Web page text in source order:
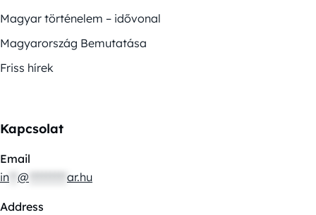
Magyar történelem – idővonal
Magyarország Bemutatása
Friss hírek
Kapcsolat
Email
in @ ar.hu
Address